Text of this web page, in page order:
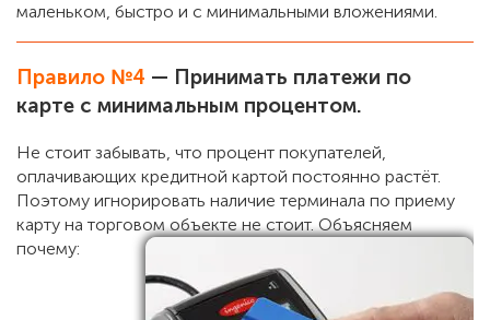
маленьком, быстро и с минимальными вложениями.
Правило №4 — Принимать платежи по
карте с минимальным процентом.
Не стоит забывать, что процент покупателей,
оплачивающих кредитной картой постоянно растёт.
Поэтому игнорировать наличие терминала по приему
карту на торговом объекте не стоит. Объясняем
почему: